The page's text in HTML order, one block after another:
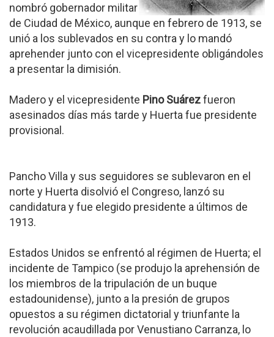
nombró gobernador militar
de Ciudad de México, aunque en febrero de 1913, se
unió a los sublevados en su contra y lo mandó
aprehender junto con el vicepresidente obligándoles
a presentar la dimisión.
Madero y el vicepresidente Pino Suárezfueron
asesinados días más tarde y Huerta fue presidente
provisional.
Pancho Villa y sus seguidores se sublevaron en el
norte y Huerta disolvió el Congreso, lanzó su
candidatura y fue elegido presidente a últimos de
1913.
Estados Unidos se enfrentó al régimen de Huerta; el
incidente de Tampico (se produjo la aprehensión de
los miembros de la tripulación de un buque
estadounidense), junto a la presión de grupos
opuestos a su régimen dictatorial y triunfante la
revolución acaudillada por Venustiano Carranza, lo